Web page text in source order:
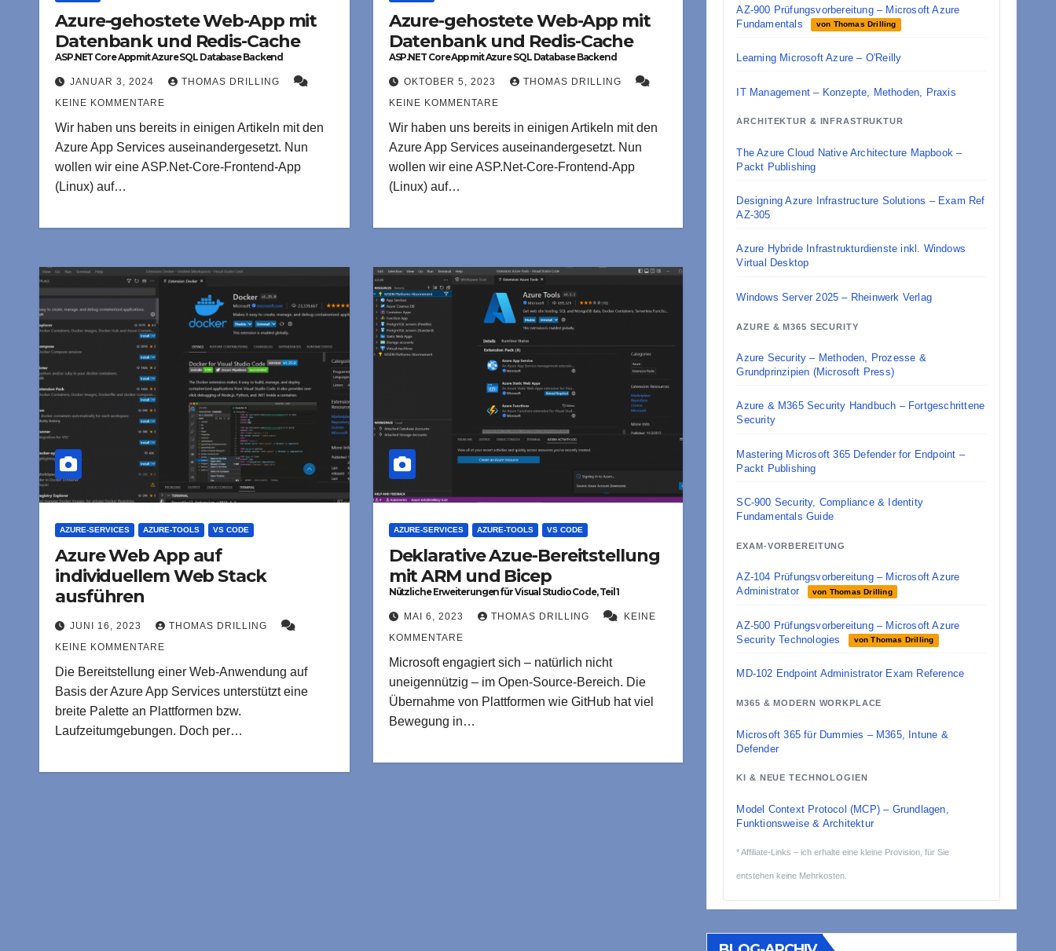
Azure-gehostete Web-App mit
Datenbank und Redis-Cache
ASP.NET Core App mit Azure SQL Database Backend
JANUAR 3, 2024
THOMAS DRILLING
KEINE KOMMENTARE
Wir haben uns bereits in einigen Artikeln mit den
Azure App Services auseinandergesetzt. Nun
wollen wir eine ASP.Net-Core-Frontend-App
(Linux) auf…
Azure-gehostete Web-App mit
Datenbank und Redis-Cache
ASP.NET Core App mit Azure SQL Database Backend
OKTOBER 5, 2023
THOMAS DRILLING
KEINE KOMMENTARE
Wir haben uns bereits in einigen Artikeln mit den
Azure App Services auseinandergesetzt. Nun
wollen wir eine ASP.Net-Core-Frontend-App
(Linux) auf…
AZURE-SERVICES AZURE-TOOLS VS CODE
Azure Web App auf
individuellem Web Stack
ausführen
JUNI 16, 2023
THOMAS DRILLING
KEINE KOMMENTARE
Die Bereitstellung einer Web-Anwendung auf
Basis der Azure App Services unterstützt eine
breite Palette an Plattformen bzw.
Laufzeitumgebungen. Doch per…
AZURE-SERVICES AZURE-TOOLS VS CODE
Deklarative Azue-Bereitstellung
mit ARM und Bicep
Nützliche Erweiterungen für Visual Studio Code, Teil 1
MAI 6, 2023 THOMAS DRILLING
KEINE
KOMMENTARE
Microsoft engagiert sich – natürlich nicht
uneigennützig – im Open-Source-Bereich. Die
Übernahme von Plattformen wie GitHub hat viel
Bewegung in…
AZ-900 Prüfungsvorbereitung – Microsoft Azure
Fundamentals
von Thomas Drilling
Learning Microsoft Azure – O'Reilly
IT Management – Konzepte, Methoden, Praxis
ARCHITEKTUR & INFRASTRUKTUR
The Azure Cloud Native Architecture Mapbook –
Packt Publishing
Designing Azure Infrastructure Solutions – Exam Ref
AZ-305
Azure Hybride Infrastrukturdienste inkl. Windows
Virtual Desktop
Windows Server 2025 – Rheinwerk Verlag
AZURE & M365 SECURITY
Azure Security – Methoden, Prozesse &
Grundprinzipien (Microsoft Press)
Azure & M365 Security Handbuch – Fortgeschrittene
Security
Mastering Microsoft 365 Defender for Endpoint –
Packt Publishing
SC-900 Security, Compliance & Identity
Fundamentals Guide
EXAM-VORBEREITUNG
AZ-104 Prüfungsvorbereitung – Microsoft Azure
Administrator
von Thomas Drilling
AZ-500 Prüfungsvorbereitung – Microsoft Azure
Security Technologies
von Thomas Drilling
MD-102 Endpoint Administrator Exam Reference
M365 & MODERN WORKPLACE
Microsoft 365 für Dummies – M365, Intune &
Defender
KI & NEUE TECHNOLOGIEN
Model Context Protocol (MCP) – Grundlagen,
Funktionsweise & Architektur
* Affiliate-Links – ich erhalte eine kleine Provision, für Sie
entstehen keine Mehrkosten.